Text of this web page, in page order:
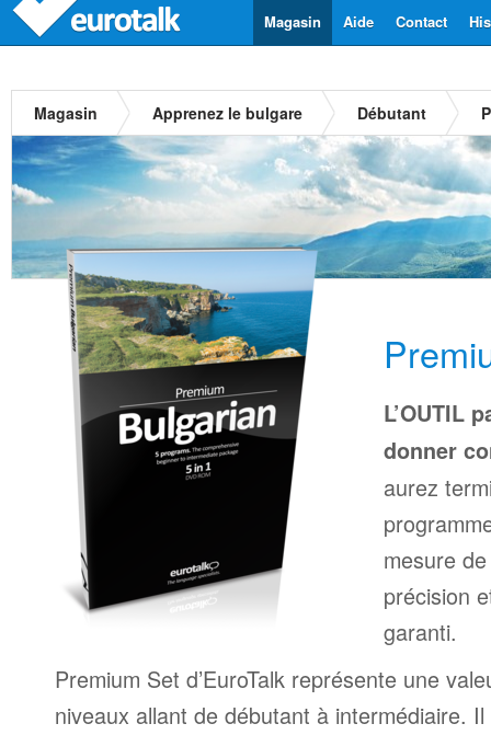
Contact
Aide
Magasin
Magasin Apprenez le bulgare Débutant
L’OUTIL
donner
aurez
mesure
précision
garanti.
Premium Set d’EuroTalk représente une
niveaux allant de débutant à intermédiaire.